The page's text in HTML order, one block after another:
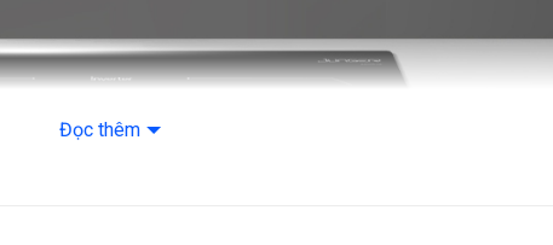
Đọc thêm